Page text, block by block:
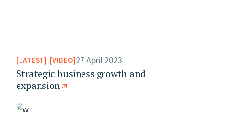
LATEST VIDEO 27 April 2023
Strategic business growth and
expansion